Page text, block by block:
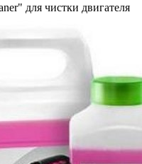
для чистки двигателя